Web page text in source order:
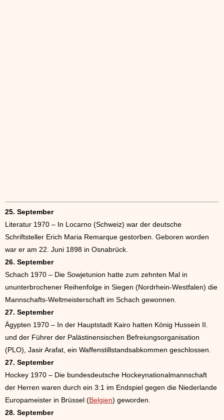
25. September
Literatur 1970 – In Locarno (Schweiz) war der deutsche
Schriftsteller Erich Maria Remarque gestorben. Geboren worden
war er am 22. Juni 1898 in Osnabrück.
26. September
Schach 1970 – Die Sowjetunion hatte zum zehnten Mal in
ununterbrochener Reihenfolge in Siegen (Nordrhein-Westfalen) die
Mannschafts-Weltmeisterschaft im Schach gewonnen.
27. September
Ägypten 1970 – In der Hauptstadt Kairo hatten König Hussein II.
und der Führer der Palästinensischen Befreiungsorganisation
(PLO), Jasir Arafat, ein Waffenstillstandsabkommen geschlossen.
27. September
Hockey 1970 – Die bundesdeutsche Hockeynationalmannschaft
der Herren waren durch ein 3:1 im Endspiel gegen die Niederlande
Europameister in Brüssel (Belgien) geworden.
28. September